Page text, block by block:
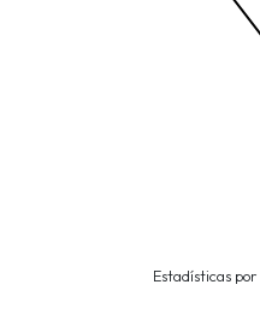
Estadísticas por